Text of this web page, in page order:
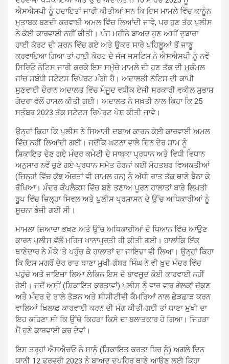
ਐਸਐਸਪੀ ਨੂੰ ਹਦਾਇਤਾਂ ਜਾਰੀ ਕੀਤੀਆਂ ਸਨ ਕਿ ਇਸ ਮਾਮਲੇ ਵਿੱਚ ਕਾਨੂੰਨ
ਮੁਤਾਬਕ ਬਣਦੀ ਕਰਵਾਈ ਅਮਲ ਵਿੱਚ ਲਿਆਂਦੀ ਜਾਵੇ, ਪਰ ਹੁਣ ਤੱਕ ਪੁਲੀਸ
ਨੇ ਕੋਈ ਕਾਰਵਾਈ ਨਹੀਂ ਕੀਤੀ। ਪੰਜ ਮਹੀਨੇ ਬਾਅਦ ਹੁਣ ਅਸੀਂ ਦੁਬਾਰਾ
ਹਾਈ ਕੋਰਟ ਦੀ ਸ਼ਰਨ ਵਿੱਚ ਗਏ ਅਤੇ ਉਕਤ ਸਾਰੇ ਪਹਿਲੂਆਂ ਤੋਂ ਜਾਣੂ
ਕਰਵਾਇਆ ਗਿਆ ਤਾਂ ਹਾਈ ਕੋਰਟ ਦੇ ਜੱਜ ਜਸਟਿਸ ਨੇ ਐਸਐਸਪੀ ਨੂੰ ਨਵੇਂ
ਸਿਰਿਓ ਨੋਟਿਸ ਜਾਰੀ ਕਰਕੇ ਇਸ ਸਮੁੱਚੇ ਮਾਮਲੇ ਦੀ ਹੁਣ ਤੱਕ ਦੀ ਮੁਕੰਮਲ
ਜਾਂਚ ਸਬੰਧੀ ਸਟੇਟਸ ਰਿਪੋਰਟ ਮੰਗੀ ਹੈ। ਅਦਾਲਤੀ ਨੋਟਿਸ ਦੀ ਕਾਪੀ
ਸੁਣਵਾਈ ਦੌਰਾਨ ਅਦਾਲਤ ਵਿੱਚ ਮੌਜੂਦ ਵਧੀਕ ਏਜੀ ਸਰਕਾਰੀ ਵਕੀਲ ਸੁਭਾਸ਼
ਗੋਦਰਾ ਵੱਲੋਂ ਹਾਸਲ ਕੀਤੀ ਗਈ। ਅਦਾਲਤ ਨੇ ਸਖ਼ਤੀ ਨਾਲ ਕਿਹਾ ਕਿ 25
ਸਤੰਬਰ 2023 ਤੱਕ ਸਟੇਟਸ ਰਿਪੋਰਟ ਪੇਸ਼ ਕੀਤੀ ਜਾਵੇ।
ਉਨ੍ਹਾਂ ਕਿਹਾ ਕਿ ਪੁਲੀਸ ਨੇ ਸਿਆਸੀ ਦਬਾਅ ਕਾਰਨ ਕੋਈ ਕਾਰਵਾਈ ਅਮਲ
ਵਿੱਚ ਨਹੀਂ ਲਿਆਂਦੀ ਗਈ। ਜਦੋਂਕਿ ਘਟਨਾ ਵਾਲੇ ਦਿਨ ਦੇਰ ਸ਼ਾਮ ਨੂੰ
ਸ਼ਿਕਾਇਤ ਦੇਣ ਗਏ ਮੰਦਰ ਕਮੇਟੀ ਦੇ ਸਾਬਕਾ ਪ੍ਰਧਾਨ ਅਤੇ ਵਿਧੀ ਵਿਧਾਨ
ਅਨੁਸਾਰ ਨਵੇਂ ਚੁਣੇ ਗਏ ਪ੍ਰਧਾਨ ਸਮੇਤ ਹੋਰਨਾਂ ਕਈ ਮੋਹਤਬਰ ਵਿਅਕਤੀਆਂ
(ਜਿਨ੍ਹਾਂ ਵਿੱਚ ਕੁੱਝ ਔਰਤਾਂ ਵੀ ਸ਼ਾਮਲ ਹਨ) ਨੂੰ ਅੱਧੀ ਰਾਤ ਤੱਕ ਥਾਣੇ ਬੈਠਾ ਕੇ
ਰੱਖਿਆ। ਮੰਦਰ ਕੰਪਲੈਕਸ ਵਿੱਚ ਬਣੇ ਤਣਾਅ ਪੂਰਨ ਹਾਲਾਤਾਂ ਬਾਰੇ ਲਿਖਤੀ
ਰੂਪ ਵਿੱਚ ਜ਼ਿਲ੍ਹਾ ਸਿਵਲ ਅਤੇ ਪੁਲੀਸ ਪ੍ਰਸ਼ਾਸਨ ਦੇ ਉੱਚ ਅਧਿਕਾਰੀਆਂ ਨੂੰ
ਸੂਚਨਾ ਭੇਜੀ ਗਈ ਸੀ।
ਮਾਮਲਾ ਜ਼ਿਆਦਾ ਭਖਣ ਅਤੇ ਉੱਚ ਅਧਿਕਾਰੀਆਂ ਦੇ ਧਿਆਨ ਵਿੱਚ ਆਉਣ
ਕਾਰਨ ਪੁਲੀਸ ਵੱਲੋਂ ਮਹਿਜ਼ ਖਾਨਾਪੂਰਤੀ ਹੀ ਕੀਤੀ ਗਈ। ਹਾਲਾਂਕਿ ਇੱਕ
ਥਾਣੇਦਾਰ ਨੇ ਮੌਕੇ ’ਤੇ ਪਹੁੰਚ ਕੇ ਹਾਲਾਤਾਂ ਦਾ ਜਾਇਜ਼ਾ ਵੀ ਲਿਆ। ਉਨ੍ਹਾਂ ਕਿਹਾ
ਕਿ ਇਸ ਮਗਰੋਂ ਦੇਰ ਰਾਤ ਥਾਣਾ ਮੁਖੀ ਗੱਬਰ ਸਿੰਘ ਨੇ ਵੀ ਖ਼ੁਦ ਮੰਦਰ ਵਿੱਚ
ਪਹੁੰਚੇ ਅਤੇ ਜਾਇਜ਼ਾ ਲਿਆ ਲੇਕਿਨ ਇਸ ਦੇ ਬਾਵਜੂਦ ਕੋਈ ਕਾਰਵਾਈ ਨਹੀਂ
ਹੋਈ। ਜਦੋਂ ਅਸੀਂ (ਸ਼ਿਕਾਇਤ ਕਰਤਾਵਾਂ) ਪੁਲੀਸ ਨੂੰ ਵਾਰ ਵਾਰ ਗੋਲਕਾਂ ਚੁੱਕਣ
ਅਤੇ ਮੰਦਰ ਦੇ ਤਾਲੇ ਤੋੜਨ ਅਤੇ ਸੀਸੀਟੀਵੀ ਕੈਮਰਿਆਂ ਨਾਲ ਛੇੜਛਾੜ ਕਰਨ
ਵਾਲਿਆਂ ਖ਼ਿਲਾਫ਼ ਕਾਰਵਾਈ ਕਰਨ ਦੀ ਮੰਗ ਕੀਤੀ ਗਈ ਤਾਂ ਥਾਣਾ ਮੁਖੀ ਦਾ
ਇਹ ਕਹਿਣਾ ਸੀ ਕਿ ਉੱਥੇ ਕਿਹੜਾ ਕਿਸੇ ਦਾ ਬਲਾਤਕਾਰ ਹੋ ਗਿਆ। ਜਿਹੜਾ
ਮੈਂ ਹੁਣੇ ਕਾਰਵਾਈ ਕਰ ਦੇਵਾਂ।
ਇਸ ਤਰ੍ਹਾਂ ਐਸਐਚਓ ਨੇ ਸਾਨੂੰ (ਸ਼ਿਕਾਇਤ ਕਰਤਾ ਧਿਰ ਨੂੰ) ਅਗਲੇ ਦਿਨ
ਯਾਨੀ 12 ਫਰਵਰੀ 2023 ਨੂੰ ਬਾਅਦ ਦੁਪਹਿਰ ਥਾਣੇ ਆਉਣ ਲਈ ਕਿਹਾ